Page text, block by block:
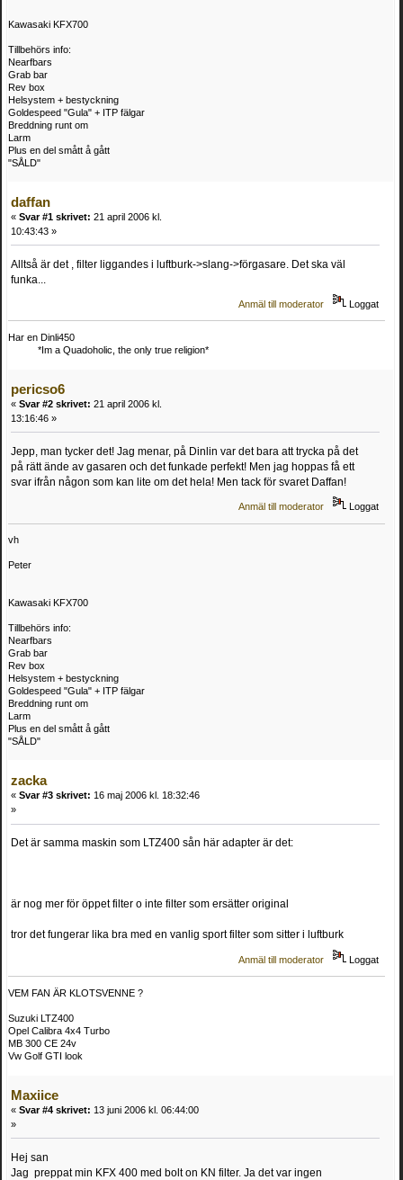
Kawasaki KFX700
Tillbehörs info:
Nearfbars
Grab bar
Rev box
Helsystem + bestyckning
Goldespeed "Gula" + ITP fälgar
Breddning runt om
Larm
Plus en del smått å gått
"SÅLD"
daffan
« Svar #1 skrivet: 21 april 2006 kl.
10:43:43 »
Alltså är det , filter liggandes i luftburk->slang->förgasare. Det ska väl
funka...
Anmäl till moderator Loggat
Har en Dinli450
*Im a Quadoholic, the only true religion*
pericso6
« Svar #2 skrivet: 21 april 2006 kl.
13:16:46 »
Jepp, man tycker det! Jag menar, på Dinlin var det bara att trycka på det
på rätt ände av gasaren och det funkade perfekt! Men jag hoppas få ett
svar ifrån någon som kan lite om det hela! Men tack för svaret Daffan!
Anmäl till moderator Loggat
vh
Peter
Kawasaki KFX700
Tillbehörs info:
Nearfbars
Grab bar
Rev box
Helsystem + bestyckning
Goldespeed "Gula" + ITP fälgar
Breddning runt om
Larm
Plus en del smått å gått
"SÅLD"
zacka
« Svar #3 skrivet: 16 maj 2006 kl. 18:32:46
»
Det är samma maskin som LTZ400 sån här adapter är det:
är nog mer för öppet filter o inte filter som ersätter original
tror det fungerar lika bra med en vanlig sport filter som sitter i luftburk
Anmäl till moderator Loggat
VEM FAN ÄR KLOTSVENNE ?
Suzuki LTZ400
Opel Calibra 4x4 Turbo
MB 300 CE 24v
Vw Golf GTI look
Maxiice
« Svar #4 skrivet: 13 juni 2006 kl. 06:44:00
»
Hej san
Jag preppat min KFX 400 med bolt on KN filter. Ja det var ingen